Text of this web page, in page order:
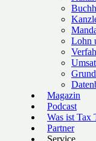
Lohn
Magazin
Podcast
Was ist Tax
Partner
Service